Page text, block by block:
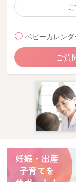
またはゆでうどん
またはいも類40～
◎ビタミン・ミネラ
野菜・果物40～50g
◎たんぱく質
魚15～20g
または肉15～20g
または豆腐50～55g
または全卵1/2個～2/
または乳製品100g
また、おやつは「
が強い時期です。
なので、
ベビーカレン
ご質